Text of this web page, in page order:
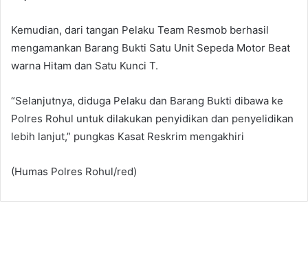
Kemudian, dari tangan Pelaku Team Resmob berhasil
mengamankan Barang Bukti Satu Unit Sepeda Motor Beat
warna Hitam dan Satu Kunci T.
“Selanjutnya, diduga Pelaku dan Barang Bukti dibawa ke
Polres Rohul untuk dilakukan penyidikan dan penyelidikan
lebih lanjut,” pungkas Kasat Reskrim mengakhiri
(Humas Polres Rohul/red)